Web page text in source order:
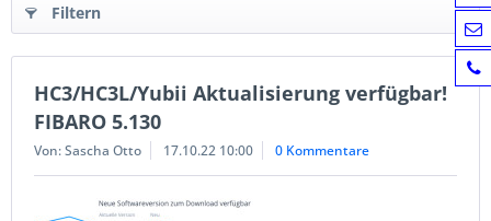
Filtern
HC3/HC3L/Yubii Aktualisierung verfügbar!
FIBARO 5.130
Von: Sascha Otto 17.10.22 10:00 0 Kommentare